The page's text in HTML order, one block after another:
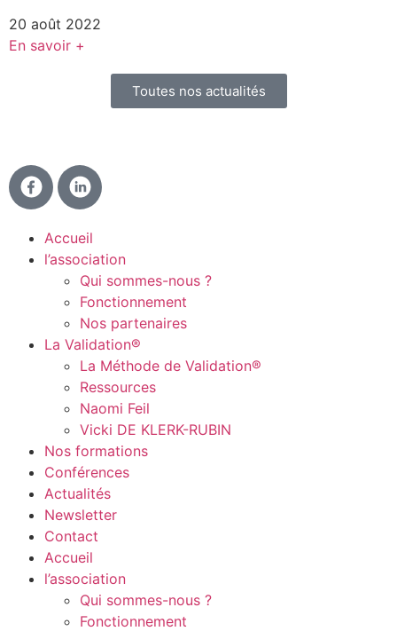
20 août 2022
En savoir +
Toutes nos actualités
Accueil
l’association
Qui sommes-nous ?
Fonctionnement
Nos partenaires
La Validation®
La Méthode de Validation®
Ressources
Naomi Feil
Vicki DE KLERK-RUBIN
Nos formations
Conférences
Actualités
Newsletter
Contact
Accueil
l’association
Qui sommes-nous ?
Fonctionnement